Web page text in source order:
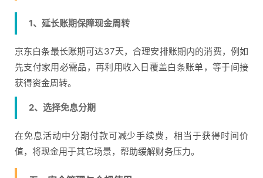
1、延长账期保障现金周转
京东白条最长账期可达37天，合理安排账期内的消费，例如
先支付家用必需品，再利用收入日覆盖白条账单，等于间接
获得资金周转。
2、选择免息分期
在免息活动中分期付款可减少手续费，相当于获得时间价
值，将现金用于其它场景，帮助缓解财务压力。